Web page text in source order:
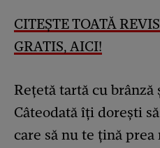
CITEȘTE TOATĂ
GRATIS, AICI!
Rețetă tartă cu brânză
Câteodată îți dorești
care să nu te țină